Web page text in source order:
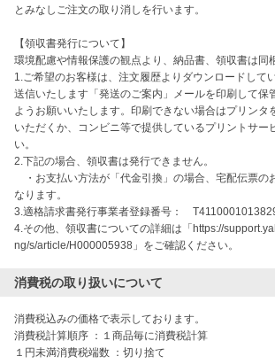
とみなしご注文の取り消しを行います。
【領収書発行について】
環境配慮や情報保護の観点より、納品書、領収書は同
1.ご希望のお客様は、注文履歴よりダウンロードして
送信いたします「発送のご案内」メールを印刷して保
ようお願いいたします。印刷できない場合はプリンタ
いただくか、コンビニ等で提供しているプリントサー
い。
2.下記の場合、領収書は発行できません。
・お支払い方法が「代金引換」の場合、宅配伝票の
なります。
3.適格請求書発行事業者登録番号：　
4.その他、領収書についての詳細は「https://
ng/s/article/H000005938」をご確認ください。
消費税の取り扱いについて
消費税込みの価格で表示しております。
消費税計算順序 ：１商品毎に消費税計算
１円未満消費税端数 ：切り捨て